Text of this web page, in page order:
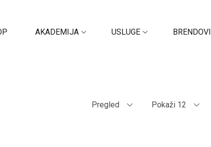
AKADEMIJA USLUGE BRENDOVI
Pregled Pokaži 12